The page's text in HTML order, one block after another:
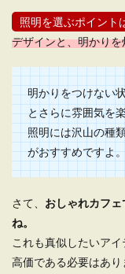
照明を選ぶポイント
デザインと、明かり
明かりをつけない
とさらに雰囲気を
照明には沢山の種
がおすすめですよ
さて、 おしゃれカフ
ね。
これも真似したいアイ
高価である必要はあり